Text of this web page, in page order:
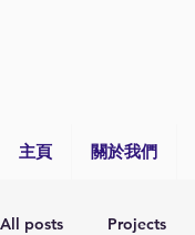
主頁 關於我們
All posts Projects